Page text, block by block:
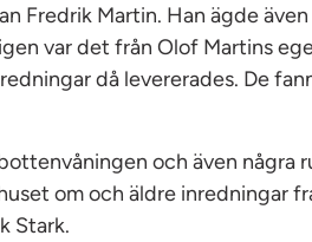
Fredrik Martin. Han ägde även
var det från Olof Martins
då levererades. De
och även några
om och äldre inredningar
Stark.